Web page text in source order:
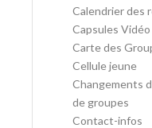
Calendrier des
Capsules Vidéo
Carte des
Cellule jeune
Changements
de groupes
Contact-infos